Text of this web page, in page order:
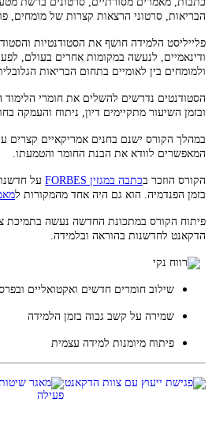
הבריאות, סרטוני הרצאות קצרות של מומחים,
פלייליסט הלמידה חושף את הסטודנטיות
ודינאמיים, לנעשה במקומות אחרים בעולם,
ולמומחים בין לאומיים בתחום הבריאות
הסטודנטים נדרשים להשלים את חומרי
ובזמן השיעור מתקיימים דיון, ניתוח והעמקה
במהלך הקורס ישנם בחנים אמריקאיים קצרים
המאפשרים לוודא את הבנת החומר והטמעתו.
הקורס הוזכר בכתבה במגזין FORBES
על
בזמן הפנדמיה. הוא גם היה אחד מהמקורות ל
פיתוח הקורס במתכונת החדשה נעשה בתמיכת
הדקאנט לחדשנות בהוראה ובלמידה.
שילוב חומרים חדשים ואקטואליים
שמירה על קשב גבוה בזמן הלמידה
פיתוח מיומנות למידה עצמית